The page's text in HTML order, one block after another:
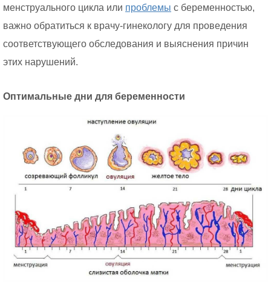
менструального цикла или проблемы с беременностью,
важно обратиться к врачу-гинекологу для проведения
соответствующего обследования и выяснения причин
этих нарушений.
Оптимальные дни для беременности